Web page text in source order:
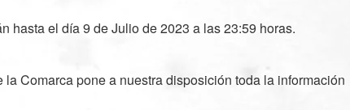
hasta el día 9 de Julio de 2023 a las 23:59 horas.
la Comarca pone a nuestra disposición toda la información